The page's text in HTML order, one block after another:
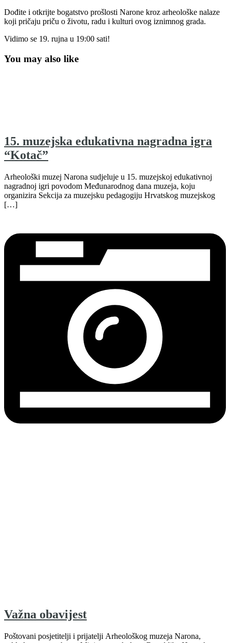
Dođite i otkrijte bogatstvo prošlosti Narone kroz arheološke nalaze
koji pričaju priču o životu, radu i kulturi ovog iznimnog grada.
Vidimo se 19. rujna u 19:00 sati!
You may also like
15. muzejska edukativna nagradna igra
“Kotač”
Arheološki muzej Narona sudjeluje u 15. muzejskoj edukativnoj
nagradnoj igri povodom Međunarodnog dana muzeja, koju
organizira Sekcija za muzejsku pedagogiju Hrvatskog muzejskog
[…]
Važna obavijest
Poštovani posjetitelji i prijatelji Arheološkog muzeja Narona,